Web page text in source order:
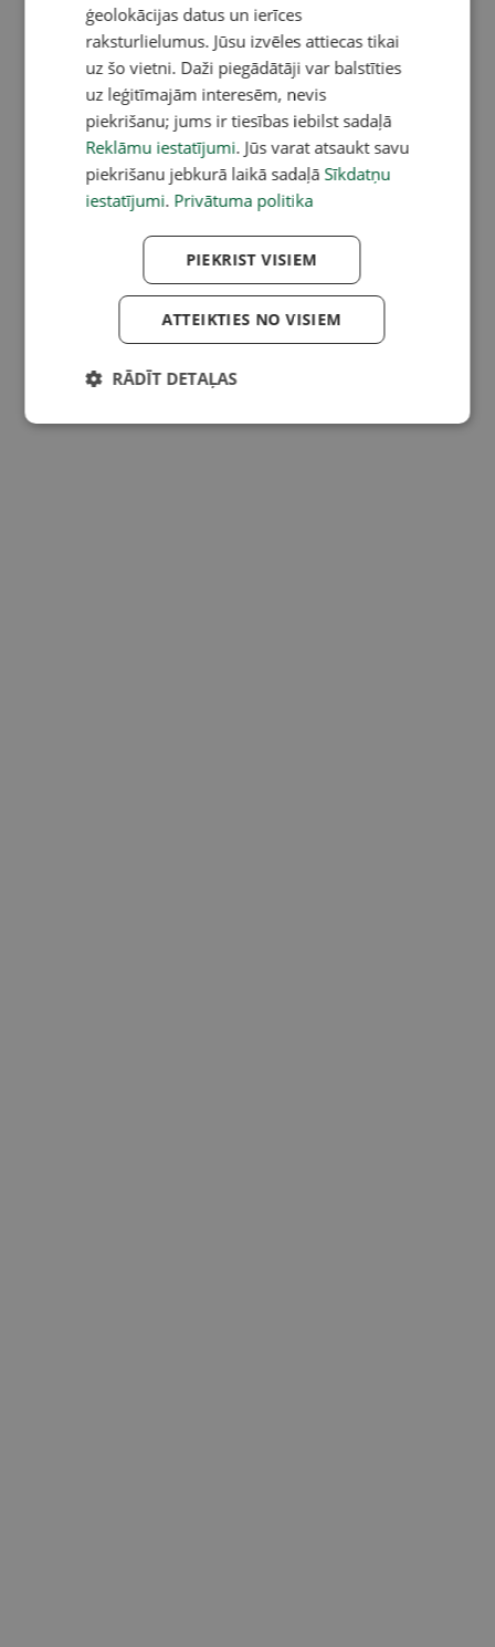
ģeolokācijas datus un ierīces
raksturlielumus. Jūsu izvēles attiecas tikai
uz šo vietni. Daži piegādātāji var balstīties
uz leģitīmajām interesēm, nevis
piekrišanu; jums ir tiesības iebilst sadaļā
Reklāmu iestatījumi. Jūs varat atsaukt savu
piekrišanu jebkurā laikā sadaļā Sīkdatņu
iestatījumi. Privātuma politika
PIEKRIST VISIEM
ATTEIKTIES NO VISIEM
RĀDĪT DETAĻAS